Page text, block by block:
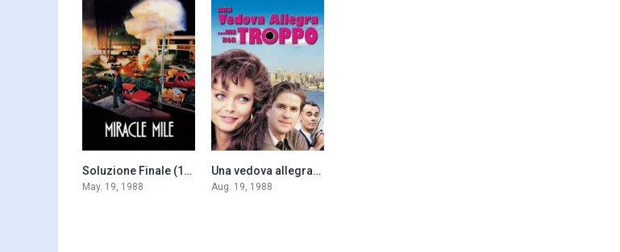
7.0Soluzione Finale (1989)
May. 19, 1988
6.1Una vedova allegra… ma non troppo (1988)
Aug. 19, 1988